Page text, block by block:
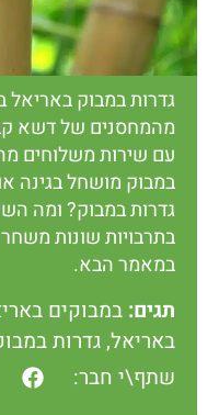
גדרות במבוק באריאל
מהמחסנים של דשא
עם שירות משלוחים
במבוק מושחל בגינה
גדרות במבוק? ומה
בתרבויות שונות
במאמר הבא.
תגים: במבוקים
באריאל,גדרות
שתף\י חבר: